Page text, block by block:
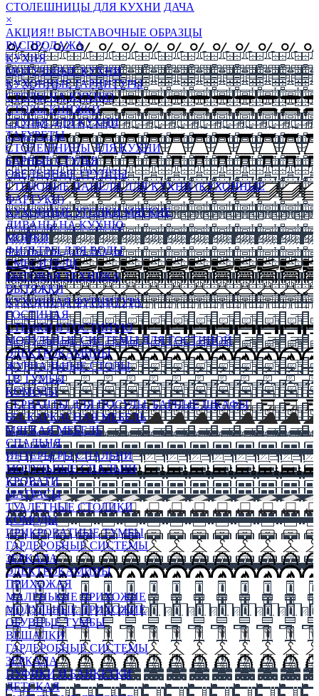
СТОЛЕШНИЦЫ ДЛЯ КУХНИ ДАЧА
×
АКЦИЯ!! ВЫСТАВОЧНЫЕ ОБРАЗЦЫ
РАСПРОДАЖА
КУХНЯ
МОДУЛЬНЫЕ КУХНИ
КУХОННЫЕ ГАРНИТУРЫ
СТОЛЫ НА КУХНЮ
СТОЛЫ КНИЖКИ
СТУЛЬЯ ДЛЯ КУХНИ
ТАБУРЕТЫ
СТОЛЕШНИЦЫ ДЛЯ КУХНИ
БАРНЫЕ СТУЛЬЯ
ОБЕДЕННЫЕ ГРУППЫ
СТЕНОВЫЕ ПАНЕЛИ ДЛЯ КУХНИ (КУХОННЫЕ
ФАРТУКИ)
КУХОННЫЕ УГОЛКИ МЯГКИЕ
ДИВАНЫ НА КУХНЮ
МОЙКИ
ФИЛЬТРЫ ДЛЯ ВОДЫ
СМЕСИТЕЛИ
БЫТОВАЯ ТЕХНИКА
ВЫТЯЖКИ
КУХОННАЯ ФУРНИТУРА
ГОСТИНАЯ
СТЕНКИ В ГОСТИНУЮ
МОДУЛЬНЫЕ СИСТЕМЫ ДЛЯ ГОСТИНОЙ
ЭЛЕКТРОКАМИНЫ
ЖУРНАЛЬНЫЕ СТОЛЫ
ТВ ТУМБЫ
КОМОДЫ
СЕРВАНТЫ ДЛЯ ПОСУДЫ, БАРНЫЕ ШКАФЫ
БЕСКАРКАСНАЯ МЕБЕЛЬ
МЯГКАЯ МЕБЕЛЬ
СПАЛЬНЯ
ИНТЕРЬЕРЫ СПАЛЬНИ
МОДУЛЬНЫЕ СПАЛЬНИ
КРОВАТИ
МАТРАСЫ
ТУАЛЕТНЫЕ СТОЛИКИ
КОМОДЫ
ПРИКРОВАТНЫЕ ТУМБЫ
ГАРДЕРОБНЫЕ СИСТЕМЫ
ЗЕРКАЛА
ЭЛЕКТРОКАМИНЫ
ПРИХОЖАЯ
МАЛЕНЬКИЕ ПРИХОЖИЕ
МОДУЛЬНЫЕ ПРИХОЖИЕ
ОБУВНЫЕ ТУМБЫ
ВЕШАЛКИ
ГАРДЕРОБНЫЕ СИСТЕМЫ
ЗЕРКАЛА
ПУФИКИ И БАНКЕТКИ
ДЕТСКАЯ